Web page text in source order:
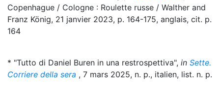
Copenhague / Cologne : Roulette russe / Walther and
Franz König, 21 janvier 2023, p. 164-175, anglais, cit. p.
164
* "Tutto di Daniel Buren in una restrospettiva", in Sette.
Corriere della sera , 7 mars 2025, n. p., italien, list. n. p.